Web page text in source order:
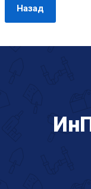
Назад